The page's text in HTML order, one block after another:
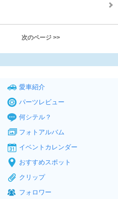
次のページ >>
愛車紹介
パーツレビュー
何シテル？
フォトアルバム
イベントカレンダー
おすすめスポット
クリップ
フォロワー